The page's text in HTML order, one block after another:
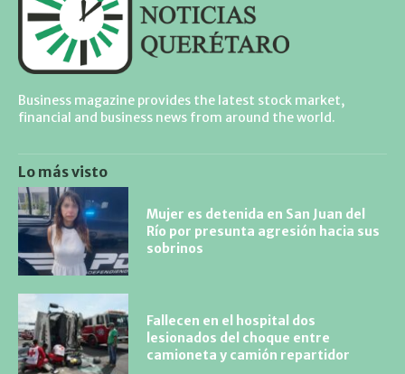
Business magazine provides the latest stock market,
financial and business news from around the world.
Lo más visto
Mujer es detenida en San Juan del
Río por presunta agresión hacia sus
sobrinos
Fallecen en el hospital dos
lesionados del choque entre
camioneta y camión repartidor